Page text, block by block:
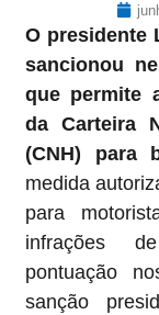
O presidente
sancionou
que permite
da Carteira
(CNH) para
medida
para
infrações
pontuação
sanção